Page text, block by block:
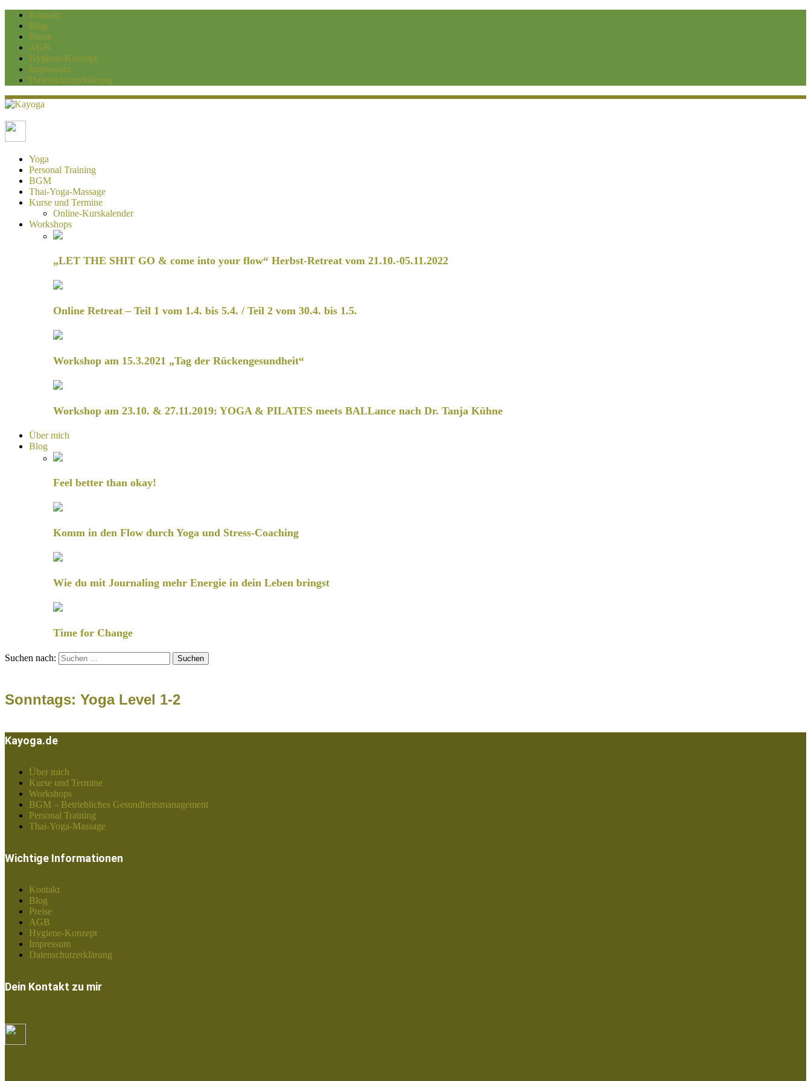
Kontakt
Blog
Preise
AGB
Hygiene-Konzept
Impressum
Datenschutzerklärung
Kayoga
Yoga und Personaltraining Duisburg
Yoga
Personal Training
BGM
Thai-Yoga-Massage
Kurse und Termine
Online-Kurskalender
Workshops
„LET THE SHIT GO & come into your flow“ Herbst-Retreat vom 21.10.-05.11.2022
Online Retreat – Teil 1 vom 1.4. bis 5.4. / Teil 2 vom 30.4. bis 1.5.
Workshop am 15.3.2021 „Tag der Rückengesundheit“
Workshop am 23.10. & 27.11.2019: YOGA & PILATES meets BALLance nach Dr. Tanja Kühne
Über mich
Blog
Feel better than okay!
Komm in den Flow durch Yoga und Stress-Coaching
Wie du mit Journaling mehr Energie in dein Leben bringst
Time for Change
Suchen nach:
Sonntags: Yoga Level 1-2
Kayoga.de
Über mich
Kurse und Termine
Workshops
BGM – Betriebliches Gesundheitsmanagement
Personal Training
Thai-Yoga-Massage
Wichtige Informationen
Kontakt
Blog
Preise
AGB
Hygiene-Konzept
Impressum
Datenschutzerklärung
Dein Kontakt zu mir